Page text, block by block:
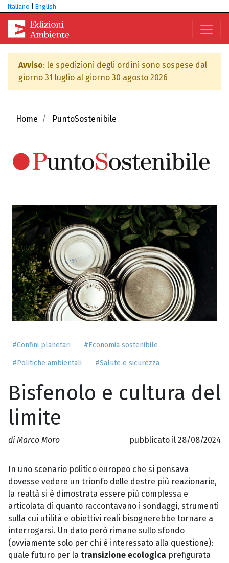
Italiano English
Avviso: le spedizioni degli ordini sono sospese dal
giorno 31 luglio al giorno 30 agosto 2026
Home PuntoSostenibile
#Confini planetari #Economia sostenibile
#Politiche ambientali #Salute e sicurezza
Bisfenolo e cultura del
limite
di Marco Moro pubblicato il 28/08/2024
In uno scenario politico europeo che si pensava
dovesse vedere un trionfo delle destre più reazionarie,
la realtà si è dimostrata essere più complessa e
articolata di quanto raccontavano i sondaggi, strumenti
sulla cui utilità e obiettivi reali bisognerebbe tornare a
interrogarsi. Un dato però rimane sullo sfondo
(ovviamente solo per chi è interessato alla questione):
quale futuro per la transizione ecologica prefigurata